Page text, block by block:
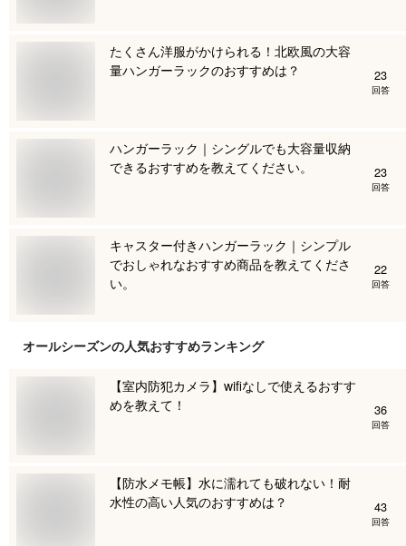
たくさん洋服がかけられる！北欧風の大容
量ハンガーラックのおすすめは？
23
回答
ハンガーラック｜シングルでも大容量収納
できるおすすめを教えてください。
23
回答
キャスター付きハンガーラック｜シンプル
でおしゃれなおすすめ商品を教えてくださ
い。
22
回答
オールシーズンの人気おすすめランキング
【室内防犯カメラ】wifiなしで使えるおすす
めを教えて！
36
回答
【防水メモ帳】水に濡れても破れない！耐
水性の高い人気のおすすめは？
43
回答